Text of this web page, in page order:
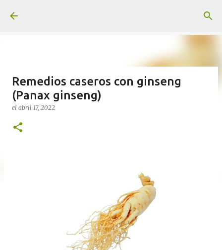
Remedios caseros con ginseng
(Panax ginseng)
el abril 17, 2022